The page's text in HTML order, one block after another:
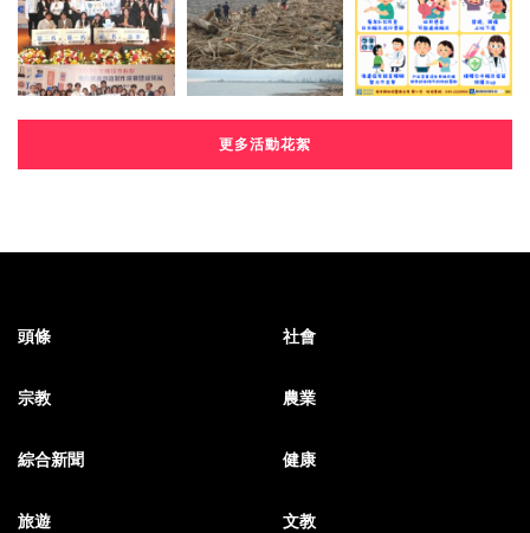
更多活動花絮
頭條 社會
宗教 農業
綜合新聞 健康
旅遊 文教